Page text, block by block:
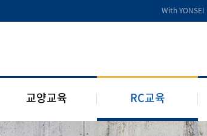
With YONSEI
교양교육 RC교육
RC 교육과정
1학년 RC